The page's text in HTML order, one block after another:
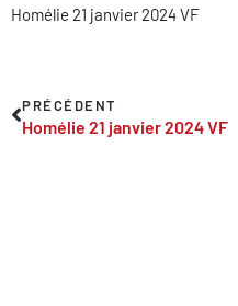
Homélie 21 janvier 2024 VF
PRÉCÉDENT
Homélie 21 janvier 2024 VF